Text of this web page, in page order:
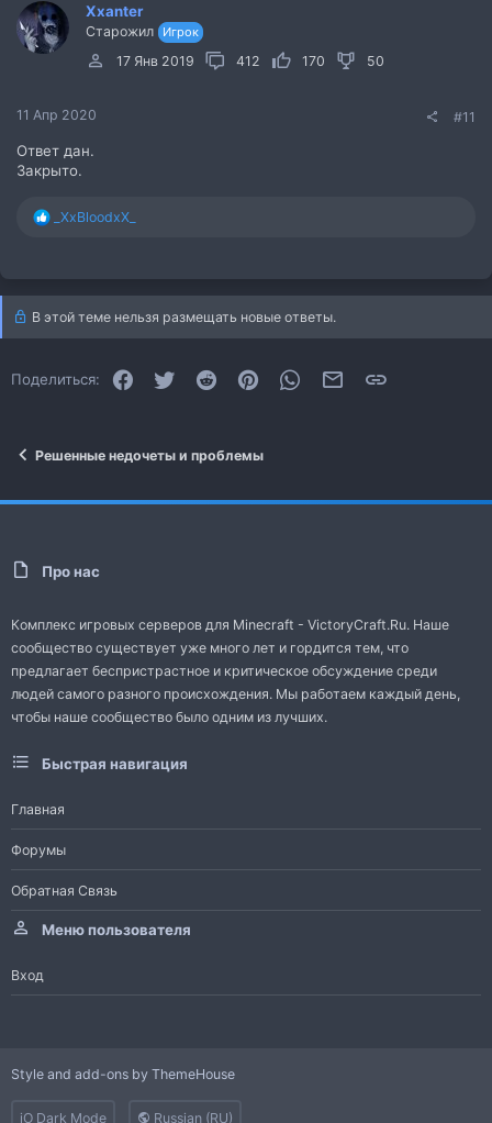
и
:
Xxanter
Старожил Игрок
17 Янв 2019 412 170 50
11 Апр 2020 #11
Ответ дан.
Закрыто.
Р_XxBloodxX_
В этой теме нельзя размещать новые ответы.
Поделиться: FacebookTwitter Reddit PinterestWhatsAppЭлектронная почта
Решенные недочеты и проблемы
Про нас
Комплекс игровых серверов для Minecraft - VictoryCraft.Ru. Наше
сообщество существует уже много лет и гордится тем, что
предлагает беспристрастное и критическое обсуждение среди
людей самого разного происхождения. Мы работаем каждый день,
чтобы наше сообщество было одним из лучших.
Быстрая навигация
Главная
Форумы
Обратная Связь
Меню пользователя
Вход
iO Dark Mode Russian (RU)
Style and add-ons by ThemeHouse